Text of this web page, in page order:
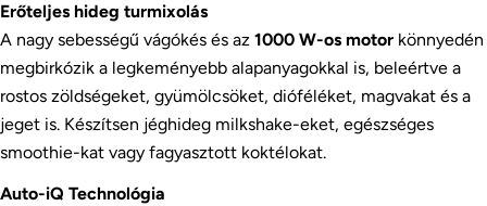
Erőteljes hideg turmixolás
A nagy sebességű vágókés és az 1000 W-os motor könnyedén
megbirkózik a legkeményebb alapanyagokkal is, beleértve a
rostos zöldségeket, gyümölcsöket, dióféléket, magvakat és a
jeget is. Készítsen jéghideg milkshake-eket, egészséges
smoothie-kat vagy fagyasztott koktélokat.
Auto-iQ Technológia